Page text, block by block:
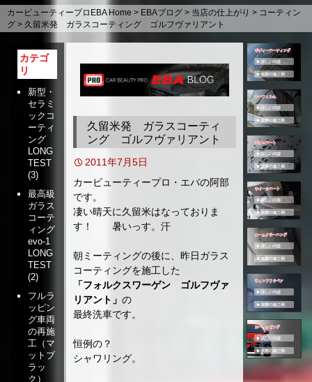
コ
ン
カービューティープロEBA Home > EBAブログ > 当店の仕上がり > コーティン
グ > 久留米発 ガラスコーティング ゴルフヴァリアント
久留米発 ガラスコーティ
ング ゴルフヴァリアント
2011年7月5日
カービューティープロ・エバの阿部
です。
凄い晴天に久留米はなっておりま
す！ 暑いっす。汗
朝ミーティングの後に、昨日ガラス
コーティングを施工した
「フォルクスワーゲン ゴルフヴァ
リアント」の
最終洗車です。
恒例の？
シャワリング。
カテゴ
リ
新型・
セラミ
ックコ
ーティ
ング
LONG
TEST
(3)
最高級
ガラス
コーテ
ィング
evo-1
LONG
TEST
(2)
フルラ
ッピン
グ車両
の再施
工（マ
ットブ
ラッ
ク）